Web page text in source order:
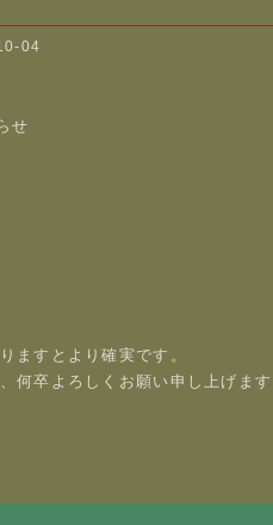
04
せ
ますとより確実です。
何卒よろしくお願い申し上げま